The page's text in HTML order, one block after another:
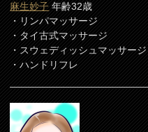
麻生妙子年齢32歳
・リンパマッサージ
・タイ古式マッサージ
・スウェディッシュマッサージ
・ハンドリフレ